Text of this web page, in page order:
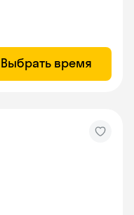
Выбрать время